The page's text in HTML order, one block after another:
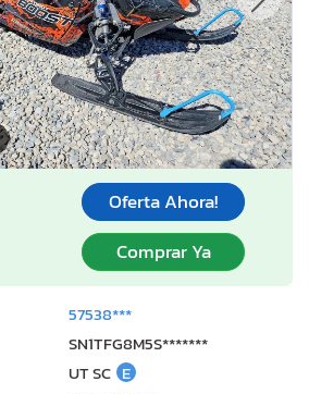
Oferta Ahora!
Comprar Ya
57538***
SN1TFG8M5S*******
UT SC E